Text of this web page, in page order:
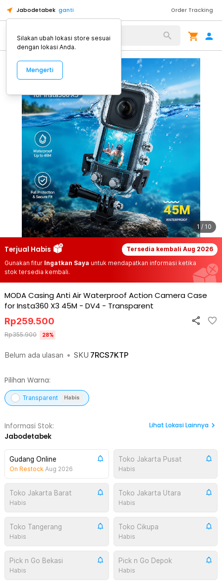
Jabodetabek ganti Order Tracking
Alat Kopi
1 / 10
Terjual Habis Tersedia kembali Aug 2026
Gunakan fitur Ingatkan Saya untuk mendapatkan informasi ketika
stok tersedia kembali.
MODA Casing Anti Air Waterproof Action Camera Case
for Insta360 X3 45M - DV4 - Transparent
Belum ada ulasan • SKU 7RCS7KTP
Rp259.500
Rp355.900 28%
Pilihan Warna:
Transparent Habis
Informasi Stok:
Jabodetabek
Lihat Lokasi Lainnya
Gudang Online
On Restock Aug 2026
Toko Jakarta Pusat
Habis
Toko Jakarta Barat
Habis
Toko Jakarta Utara
Habis
Toko Tangerang
Habis
Toko Cikupa
Habis
Pick n Go Bekasi
Habis
Pick n Go Depok
Habis
Silakan ubah lokasi store sesuai
dengan lokasi Anda.
Mengerti